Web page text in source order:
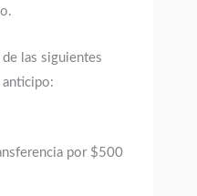
las siguientes
anticipo:
por $500